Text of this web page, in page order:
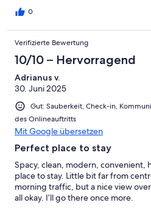
0
Verifizierte Bewertung
10/10 – Hervorragend
Adrianus v.
30. Juni 2025
Gut: Sauberkeit, Check-in,
des Onlineauftritts
Mit Google übersetzen
Perfect place to stay
Spacy, clean, modern,
place to stay. Little bit far from
morning traffic, but a nice view
all okay. I’ll go there once more.